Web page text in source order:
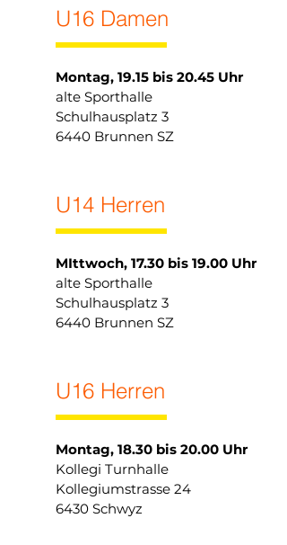
U16 Damen
Montag, 19.15 bis 20.45 Uhr
alte Sporthalle
Schulhausplatz 3
6440 Brunnen SZ
U14 Herren
MIttwoch, 17.30 bis 19.00 Uhr
alte Sporthalle
Schulhausplatz 3
6440 Brunnen SZ
U16 Herren
Montag, 18.30 bis 20.00 Uhr
Kollegi Turnhalle
Kollegiumstrasse 24
6430 Schwyz